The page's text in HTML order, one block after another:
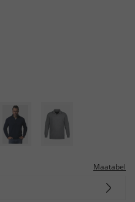
Maatabel